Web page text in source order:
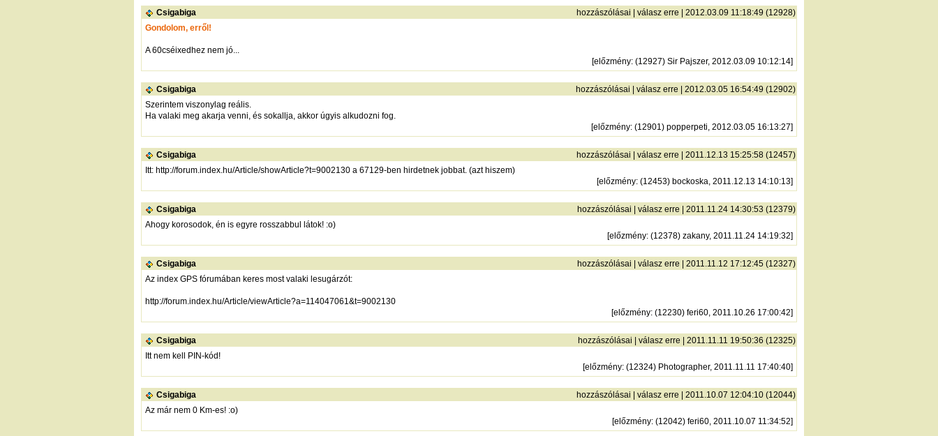
Csigabiga hozzászólásai válasz erre | 2012.03.09 11:18:49 (12928)
Gondolom, erről!
A 60cséixedhez nem jó...
[előzmény: (12927) Sir Pajszer, 2012.03.09 10:12:14]
Csigabiga hozzászólásai válasz erre | 2012.03.05 16:54:49 (12902)
Szerintem viszonylag reális.
Ha valaki meg akarja venni, és sokallja, akkor úgyis alkudozni fog.
[előzmény: (12901) popperpeti, 2012.03.05 16:13:27]
Csigabiga hozzászólásai válasz erre | 2011.12.13 15:25:58 (12457)
Itt: http://forum.index.hu/Article/showArticle?t=9002130 a 67129-ben hirdetnek jobbat. (azt hiszem)
[előzmény: (12453) bockoska, 2011.12.13 14:10:13]
Csigabiga hozzászólásai válasz erre | 2011.11.24 14:30:53 (12379)
Ahogy korosodok, én is egyre rosszabbul látok! :o)
[előzmény: (12378) zakany, 2011.11.24 14:19:32]
Csigabiga hozzászólásai válasz erre | 2011.11.12 17:12:45 (12327)
Az index GPS fórumában keres most valaki lesugárzót:
http://forum.index.hu/Article/viewArticle?a=114047061&t=9002130
[előzmény: (12230) feri60, 2011.10.26 17:00:42]
Csigabiga hozzászólásai válasz erre | 2011.11.11 19:50:36 (12325)
Itt nem kell PIN-kód!
[előzmény: (12324) Photographer, 2011.11.11 17:40:40]
Csigabiga hozzászólásai válasz erre | 2011.10.07 12:04:10 (12044)
Az már nem 0 Km-es! :o)
[előzmény: (12042) feri60, 2011.10.07 11:34:52]